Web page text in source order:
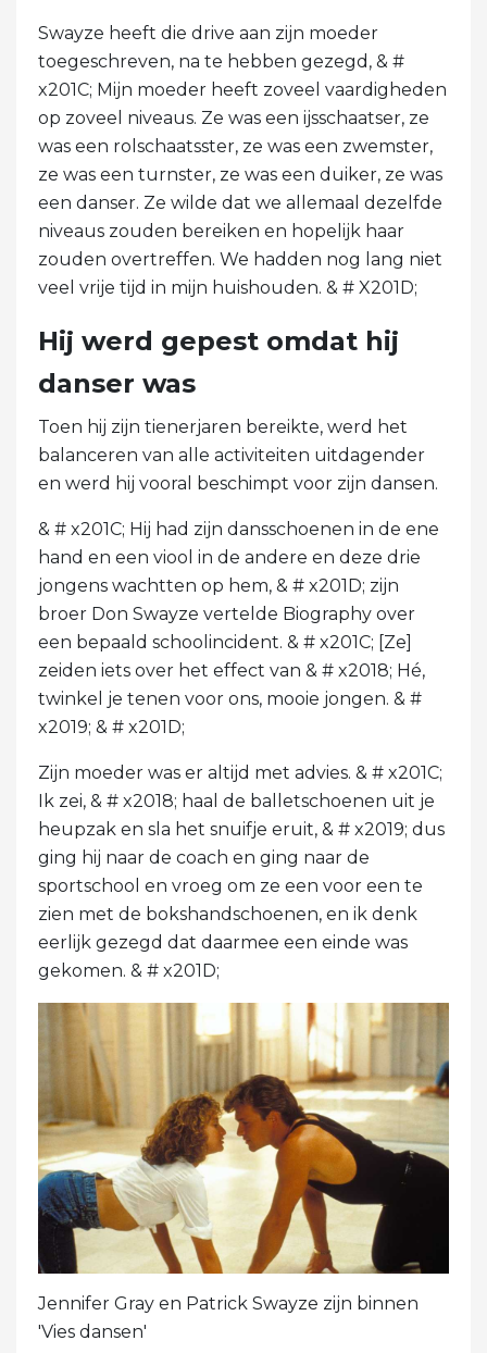
Swayze heeft die drive aan zijn moeder
toegeschreven, na te hebben gezegd, & #
x201C; Mijn moeder heeft zoveel vaardigheden
op zoveel niveaus. Ze was een ijsschaatser, ze
was een rolschaatsster, ze was een zwemster,
ze was een turnster, ze was een duiker, ze was
een danser. Ze wilde dat we allemaal dezelfde
niveaus zouden bereiken en hopelijk haar
zouden overtreffen. We hadden nog lang niet
veel vrije tijd in mijn huishouden. & # X201D;
Hij werd gepest omdat hij
danser was
Toen hij zijn tienerjaren bereikte, werd het
balanceren van alle activiteiten uitdagender
en werd hij vooral beschimpt voor zijn dansen.
& # x201C; Hij had zijn dansschoenen in de ene
hand en een viool in de andere en deze drie
jongens wachtten op hem, & # x201D; zijn
broer Don Swayze vertelde Biography over
een bepaald schoolincident. & # x201C; [Ze]
zeiden iets over het effect van & # x2018; Hé,
twinkel je tenen voor ons, mooie jongen. & #
x2019; & # x201D;
Zijn moeder was er altijd met advies. & # x201C;
Ik zei, & # x2018; haal de balletschoenen uit je
heupzak en sla het snuifje eruit, & # x2019; dus
ging hij naar de coach en ging naar de
sportschool en vroeg om ze een voor een te
zien met de bokshandschoenen, en ik denk
eerlijk gezegd dat daarmee een einde was
gekomen. & # x201D;
Jennifer Gray en Patrick Swayze zijn binnen
'Vies dansen'